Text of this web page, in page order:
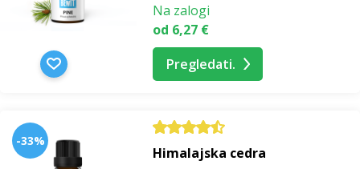
Na zalogi
od 6,27 €
Pregledati.
-33%
Himalajska cedra